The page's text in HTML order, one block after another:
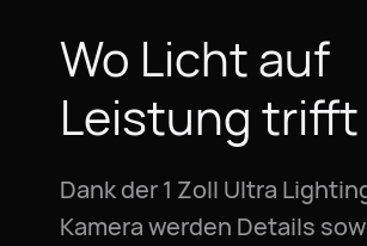
Wo Licht auf
Leistung trifft
Dank der 1 Zoll Ultra
Kamera werden Details